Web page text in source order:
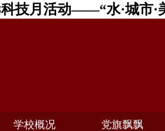
技月活动——“水·城市·
学校概况 党旗飘飘